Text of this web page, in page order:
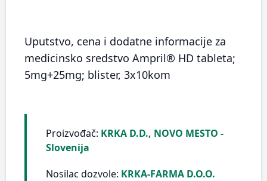
Uputstvo, cena i dodatne informacije za
medicinsko sredstvo Ampril® HD tableta;
5mg+25mg; blister, 3x10kom
Proizvođač: KRKA D.D., NOVO MESTO -
Slovenija
Nosilac dozvole: KRKA-FARMA D.O.O.